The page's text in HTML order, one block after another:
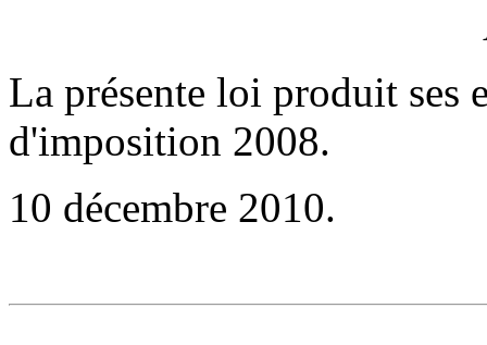
La présente loi produit ses
d'imposition 2008.
10 décembre 2010.